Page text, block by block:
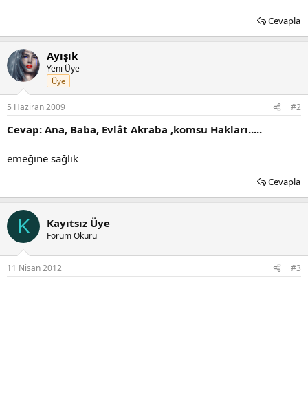
Cevapla
Ayışık
Yeni Üye
Üye
5 Haziran 2009 #2
Cevap: Ana, Baba, Evlât Akraba ,komsu Hakları.....
emeğine sağlık
Cevapla
K Kayıtsız Üye
Forum Okuru
11 Nisan 2012 #3